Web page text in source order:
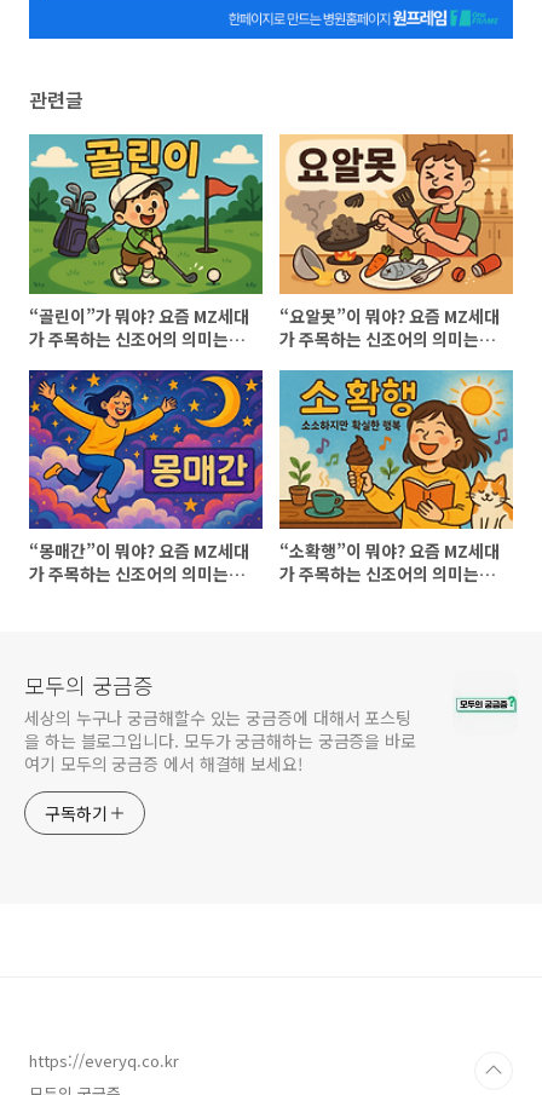
관련글
“골린이”가 뭐야? 요즘 MZ세대
가 주목하는 신조어의 의미는?
“요알못”이 뭐야? 요즘 MZ세대
가 주목하는 신조어의 의미는?
“몽매간”이 뭐야? 요즘 MZ세대
가 주목하는 신조어의 의미는?
“소확행”이 뭐야? 요즘 MZ세대
가 주목하는 신조어의 의미는?
모두의 궁금증
세상의 누구나 궁금해할수 있는 궁금증에 대해서 포스팅
을 하는 블로그입니다. 모두가 궁금해하는 궁금증을 바로
여기 모두의 궁금증 에서 해결해 보세요!
구독하기
https://everyq.co.kr